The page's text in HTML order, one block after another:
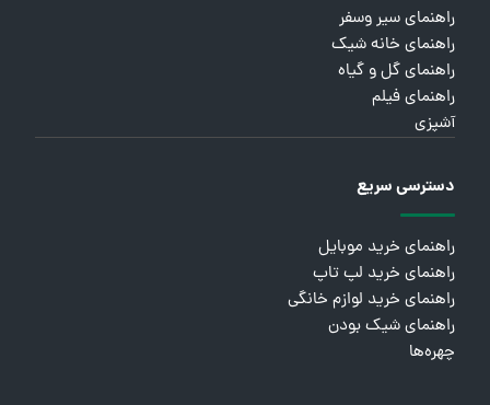
راهنمای سیر وسفر
راهنمای خانه شیک
راهنمای گل و گیاه
راهنمای فیلم
آشپزی
دسترسی سریع
راهنمای خرید موبایل
راهنمای خرید لپ تاپ
راهنمای خرید لوازم خانگی
راهنمای شیک بودن
چهره‌ها